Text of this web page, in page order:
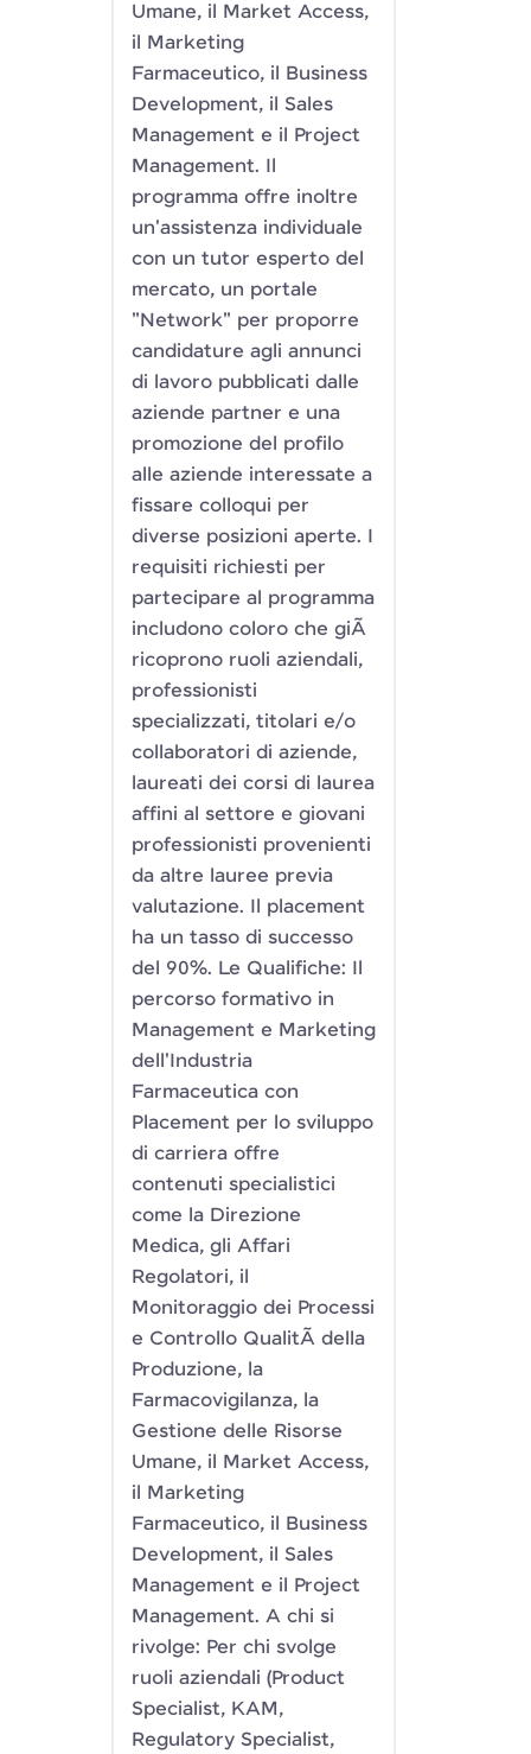
Umane, il Market Access,
il Marketing
Farmaceutico, il Business
Development, il Sales
Management e il Project
Management. Il
programma offre inoltre
un'assistenza individuale
con un tutor esperto del
mercato, un portale
"Network" per proporre
candidature agli annunci
di lavoro pubblicati dalle
aziende partner e una
promozione del profilo
alle aziende interessate a
fissare colloqui per
diverse posizioni aperte. I
requisiti richiesti per
partecipare al programma
includono coloro che giÃ
ricoprono ruoli aziendali,
professionisti
specializzati, titolari e/o
collaboratori di aziende,
laureati dei corsi di laurea
affini al settore e giovani
professionisti provenienti
da altre lauree previa
valutazione. Il placement
ha un tasso di successo
del 90%. Le Qualifiche: Il
percorso formativo in
Management e Marketing
dell'Industria
Farmaceutica con
Placement per lo sviluppo
di carriera offre
contenuti specialistici
come la Direzione
Medica, gli Affari
Regolatori, il
Monitoraggio dei Processi
e Controllo QualitÃ della
Produzione, la
Farmacovigilanza, la
Gestione delle Risorse
Umane, il Market Access,
il Marketing
Farmaceutico, il Business
Development, il Sales
Management e il Project
Management. A chi si
rivolge: Per chi svolge
ruoli aziendali (Product
Specialist, KAM,
Regulatory Specialist,